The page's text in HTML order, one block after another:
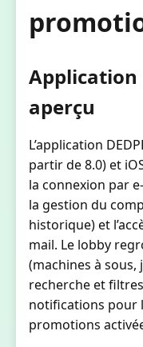
Application
aperçu
L’application
partir de 8.0) et
la connexion par
la gestion du
historique) et
mail. Le lobby
(machines à sous,
recherche et
notifications pour
promotions